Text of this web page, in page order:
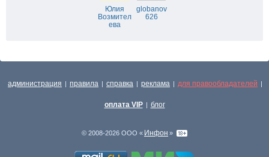
Юлия
Возмител
ева
globanov
626
администрация | правила | справка | реклама | для правообладателей |
оплата VIP | блог
© 2008-2026 ООО « Инфон »